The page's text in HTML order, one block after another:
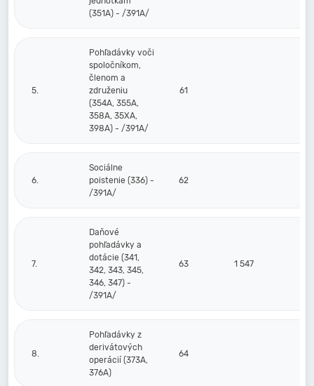
(351A) - /391A/
5.
Pohľadávky voči
spoločníkom,
členom a
združeniu
(354A, 355A,
358A, 35XA,
398A) - /391A/
61
6.
Sociálne
poistenie (336) -
/391A/
62
7.
Daňové
pohľadávky a
dotácie (341,
342, 343, 345,
346, 347) -
/391A/
63 1 547
8.
Pohľadávky z
derivátových
operácií (373A,
376A)
64